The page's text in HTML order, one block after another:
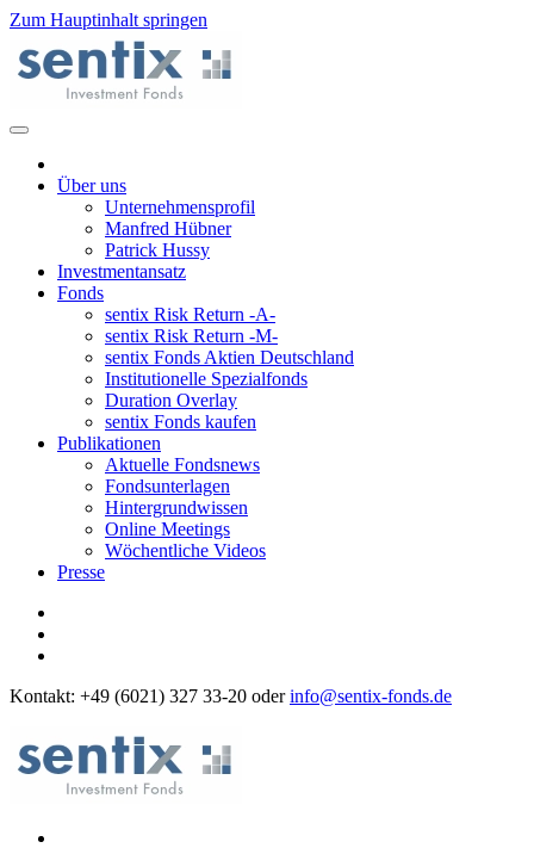
Zum Hauptinhalt springen
Über uns
Unternehmensprofil
Manfred Hübner
Patrick Hussy
Investmentansatz
Fonds
sentix Risk Return -A-
sentix Risk Return -M-
sentix Fonds Aktien Deutschland
Institutionelle Spezialfonds
Duration Overlay
sentix Fonds kaufen
Publikationen
Aktuelle Fondsnews
Fondsunterlagen
Hintergrundwissen
Online Meetings
Wöchentliche Videos
Presse
Kontakt: +49 (6021) 327 33-20 oderinfo@sentix-fonds.de